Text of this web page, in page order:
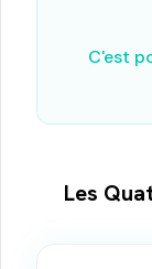
C'est
Les